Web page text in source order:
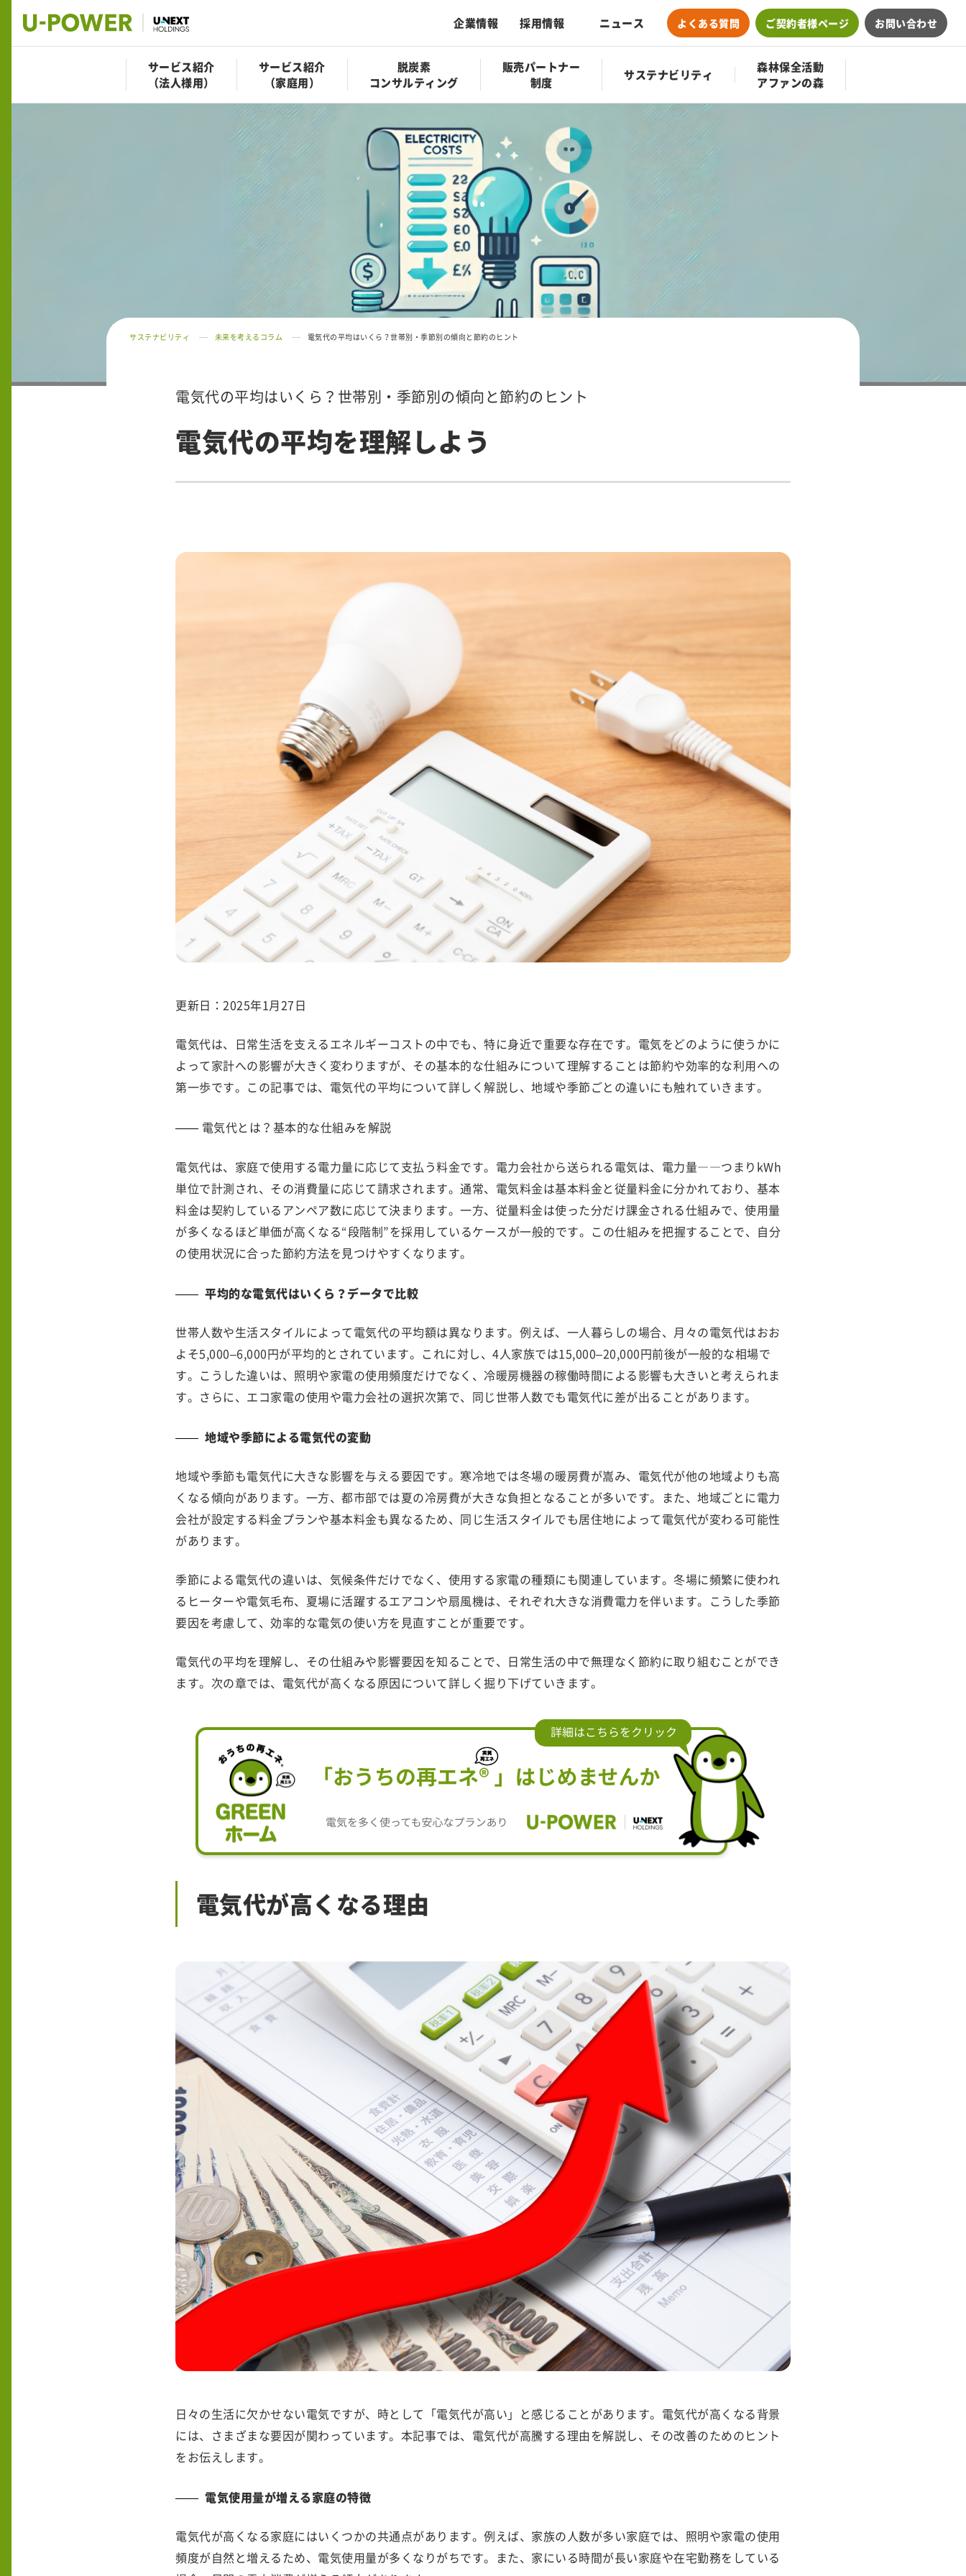
企業情報 採用情報 ニュース よくある質問 ご契約者様ページ お問い合わせ
サービス紹介
（法人様用）
サービス紹介
（家庭用）
脱炭素
コンサルティング
販売パートナー
制度
サステナビリティ
森林保全活動
アファンの森
サステナビリティ 未来を考えるコラム 電気代の平均はいくら？世帯別・季節別の傾向と節約のヒント
電気代の平均はいくら？世帯別・季節別の傾向と節約のヒント
電気代の平均を理解しよう
更新日：2025年1月27日
電気代は、日常生活を支えるエネルギーコストの中でも、特に身近で重要な存在です。電気をどのように使うかに
よって家計への影響が大きく変わりますが、その基本的な仕組みについて理解することは節約や効率的な利用への
第一歩です。この記事では、電気代の平均について詳しく解説し、地域や季節ごとの違いにも触れていきます。
電気代とは？基本的な仕組みを解説
電気代は、家庭で使用する電力量に応じて支払う料金です。電力会社から送られる電気は、電力量――つまりkWh
単位で計測され、その消費量に応じて請求されます。通常、電気料金は基本料金と従量料金に分かれており、基本
料金は契約しているアンペア数に応じて決まります。一方、従量料金は使った分だけ課金される仕組みで、使用量
が多くなるほど単価が高くなる“段階制”を採用しているケースが一般的です。この仕組みを把握することで、自分
の使用状況に合った節約方法を見つけやすくなります。
平均的な電気代はいくら？データで比較
世帯人数や生活スタイルによって電気代の平均額は異なります。例えば、一人暮らしの場合、月々の電気代はおお
よそ5,000–6,000円が平均的とされています。これに対し、4人家族では15,000–20,000円前後が一般的な相場で
す。こうした違いは、照明や家電の使用頻度だけでなく、冷暖房機器の稼働時間による影響も大きいと考えられま
す。さらに、エコ家電の使用や電力会社の選択次第で、同じ世帯人数でも電気代に差が出ることがあります。
地域や季節による電気代の変動
地域や季節も電気代に大きな影響を与える要因です。寒冷地では冬場の暖房費が嵩み、電気代が他の地域よりも高
くなる傾向があります。一方、都市部では夏の冷房費が大きな負担となることが多いです。また、地域ごとに電力
会社が設定する料金プランや基本料金も異なるため、同じ生活スタイルでも居住地によって電気代が変わる可能性
があります。
季節による電気代の違いは、気候条件だけでなく、使用する家電の種類にも関連しています。冬場に頻繁に使われ
るヒーターや電気毛布、夏場に活躍するエアコンや扇風機は、それぞれ大きな消費電力を伴います。こうした季節
要因を考慮して、効率的な電気の使い方を見直すことが重要です。
電気代の平均を理解し、その仕組みや影響要因を知ることで、日常生活の中で無理なく節約に取り組むことができ
ます。次の章では、電気代が高くなる原因について詳しく掘り下げていきます。
電気代が高くなる理由
日々の生活に欠かせない電気ですが、時として「電気代が高い」と感じることがあります。電気代が高くなる背景
には、さまざまな要因が関わっています。本記事では、電気代が高騰する理由を解説し、その改善のためのヒント
をお伝えします。
電気使用量が増える家庭の特徴
電気代が高くなる家庭にはいくつかの共通点があります。例えば、家族の人数が多い家庭では、照明や家電の使用
頻度が自然と増えるため、電気使用量が多くなりがちです。また、家にいる時間が長い家庭や在宅勤務をしている